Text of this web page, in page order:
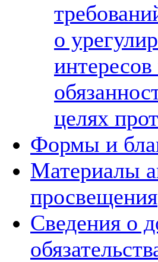
о
целях
Формы и
Материалы
просвещения
Сведения о